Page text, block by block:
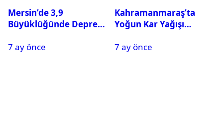
Mersin’de 3,9
Büyüklüğünde Deprem
7 ay önce
Kahramanmaraş’ta
Yoğun Kar Yağışı
Tatil
7 ay önce